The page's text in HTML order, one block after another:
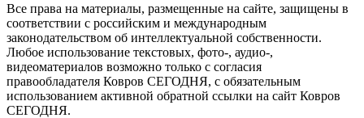
Все права на материалы, размещенные на сайте, защищены в
соответствии с российским и международным
законодательством об интеллектуальной собственности.
Любое использование текстовых, фото-, аудио-,
видеоматериалов возможно только с согласия
правообладателя Ковров СЕГОДНЯ, с обязательным
использованием активной обратной ссылки на сайт Ковров
СЕГОДНЯ.